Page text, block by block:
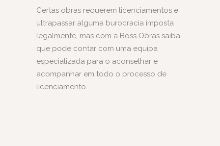
Certas obras requerem licenciamentos e
ultrapassar alguma burocracia imposta
legalmente, mas com a Boss Obras saiba
que pode contar com uma equipa
especializada para o aconselhar e
acompanhar em todo o processo de
licenciamento.